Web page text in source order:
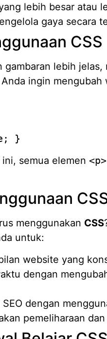
lebih besar atau
gaya secara
CSS
gambaran lebih
ingin
}
semua elemen <p>
menggunakan CSS
untuk:
website yang
dengan
dengan
pemeliharaan